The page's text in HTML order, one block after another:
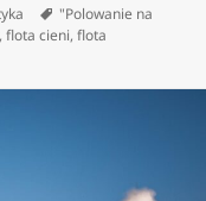
Tagi
"Polowanie na
,flota cieni,flota